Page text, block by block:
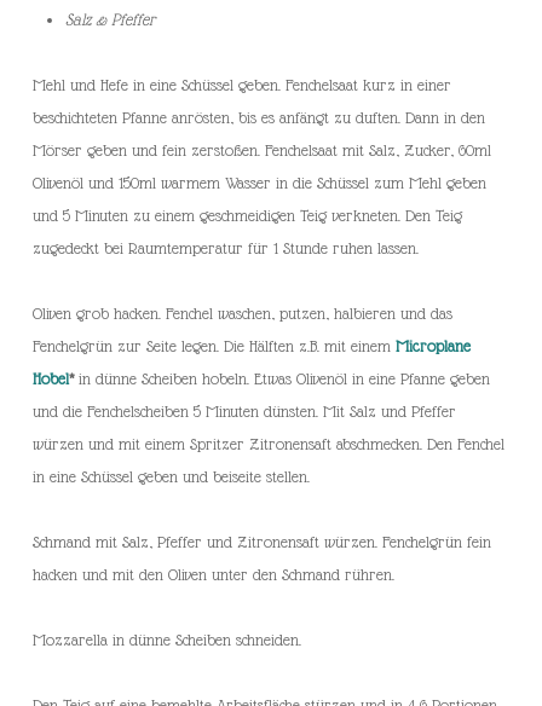
Salz & Pfeffer
Mehl und Hefe in eine Schüssel geben. Fenchelsaat kurz in einer
beschichteten Pfanne anrösten, bis es anfängt zu duften. Dann in den
Mörser geben und fein zerstoßen. Fenchelsaat mit Salz, Zucker, 60ml
Olivenöl und 150ml warmem Wasser in die Schüssel zum Mehl geben
und 5 Minuten zu einem geschmeidigen Teig verkneten. Den Teig
zugedeckt bei Raumtemperatur für 1 Stunde ruhen lassen.
Oliven grob hacken. Fenchel waschen, putzen, halbieren und das
Fenchelgrün zur Seite legen. Die Hälften z.B. mit einem Microplane
Hobel*in dünne Scheiben hobeln. Etwas Olivenöl in eine Pfanne geben
und die Fenchelscheiben 5 Minuten dünsten. Mit Salz und Pfeffer
würzen und mit einem Spritzer Zitronensaft abschmecken. Den Fenchel
in eine Schüssel geben und beiseite stellen.
Schmand mit Salz, Pfeffer und Zitronensaft würzen. Fenchelgrün fein
hacken und mit den Oliven unter den Schmand rühren.
Mozzarella in dünne Scheiben schneiden.